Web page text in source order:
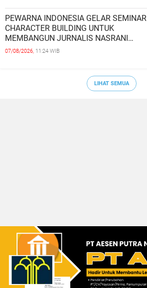
PEWARNA INDONESIA GELAR SEMINAR
CHARACTER BUILDING UNTUK
MEMBANGUN JURNALIS NASRANI
BERINTEGRITAS DAN BERDAMPAK*
07/08/2026, 11:24 WIB
LIHAT SEMUA